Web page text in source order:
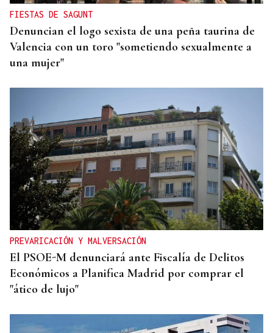
FIESTAS DE SAGUNT
Denuncian el logo sexista de una peña taurina de
Valencia con un toro "sometiendo sexualmente a
una mujer"
PREVARICACIÓN Y MALVERSACIÓN
El PSOE-M denunciará ante Fiscalía de Delitos
Económicos a Planifica Madrid por comprar el
"ático de lujo"